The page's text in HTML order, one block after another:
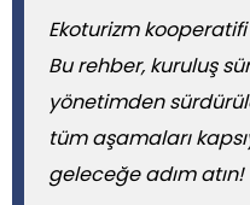
Ekoturizm
Bu rehber, kuruluş
yönetimden
tüm aşamaları
geleceğe adım atın!